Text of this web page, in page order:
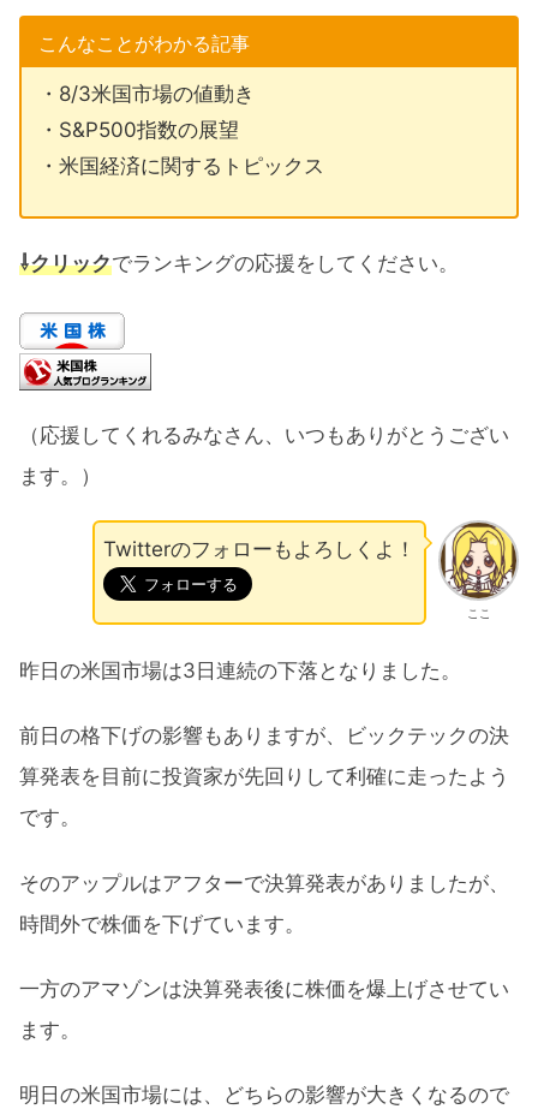
こんなことがわかる記事
・8/3米国市場の値動き
・S&P500指数の展望
・米国経済に関するトピックス
⇩クリックでランキングの応援をしてください。
（応援してくれるみなさん、いつもありがとうござい
ます。）
ここ
Twitterのフォローもよろしくよ！
昨日の米国市場は3日連続の下落となりました。
前日の格下げの影響もありますが、ビックテックの決
算発表を目前に投資家が先回りして利確に走ったよう
です。
そのアップルはアフターで決算発表がありましたが、
時間外で株価を下げています。
一方のアマゾンは決算発表後に株価を爆上げさせてい
ます。
明日の米国市場には、どちらの影響が大きくなるので